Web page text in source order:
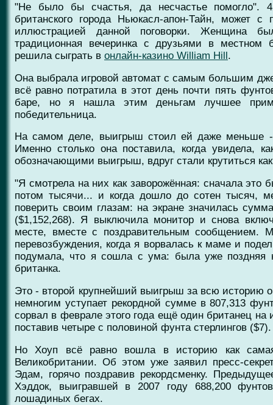
"Не было бы счастья, да несчастье помогло".
британского города Ньюкасл-апон-Тайн, может
иллюстрацией данной поговорки. Женщина
традиционная вечеринка с друзьями в
решила сыграть в онлайн-казино William Hill.
Она выбрала игровой автомат с самым большим
всё равно потратила в этот день почти пять
баре, но я нашла этим деньгам лучшее
победительница.
На самом деле, выигрыш стоил ей даже меньше
Именно столько она поставила, когда увидела,
обозначающими выигрыш, вдруг стали крутиться
"Я смотрела на них как заворожённая: сначала это
потом тысячи... и когда дошло до сотен тысяч,
поверить своим глазам: на экране значилась
($1,152,268). Я выключила монитор и снова
месте, вместе с поздравительным сообщением.
перевозбуждения, когда я ворвалась к маме и
подумала, что я сошла с ума: была уже поздняя
британка.
Это - второй крупнейший выигрыш за всю историю
немногим уступает рекордной сумме в 807,313
сорвал в феврале этого года ещё один британец на
поставив четыре с половиной фунта стерлингов ($7).
Но Хоуп всё равно вошла в историю как
Великобритании. Об этом уже заявил пресс-
Эдам, горячо поздравив рекордсменку.
Хэддок, выигравшей в 2007 году 688,200
лошадиных бегах.